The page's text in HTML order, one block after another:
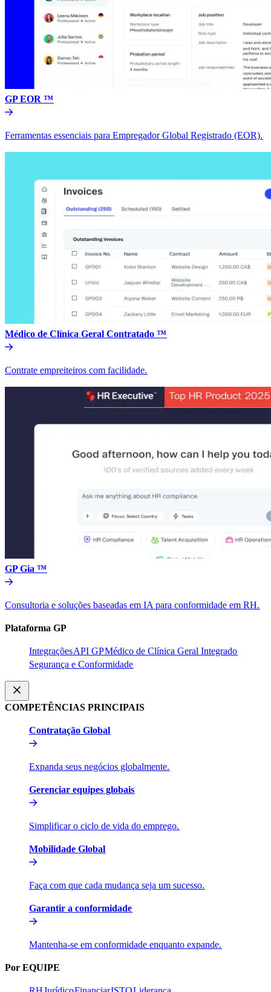
GP EOR ™​​
Ferramentas essenciais para Empregador Global Registrado (EOR).​​
Médico de Clínica Geral Contratado ™​​
Contrate empreiteiros com facilidade.​​
GP Gia ™​​
Consultoria e soluções baseadas em IA para conformidade em RH.​​
Plataforma GP​​
Integrações​​API GP​​Médico de Clínica Geral Integrado​​
Segurança e Conformidade​​
COMPETÊNCIAS PRINCIPAIS​​
Contratação Global​​
Expanda seus negócios globalmente.​​
Gerenciar equipes globais​​
Simplificar o ciclo de vida do emprego.​​
Mobilidade Global​​
Faça com que cada mudança seja um sucesso.​​
Garantir a conformidade​​
Mantenha-se em conformidade enquanto expande.​​
Por EQUIPE​​